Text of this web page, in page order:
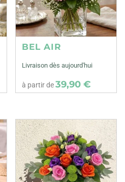
BEL AIR
Livraison dès aujourd'hui
à partir de39,90 €